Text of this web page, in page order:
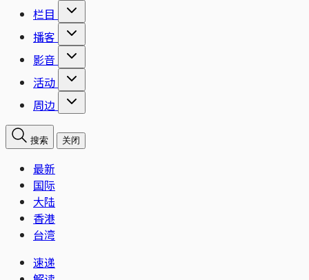
栏目
播客
影音
活动
周边
搜索 关闭
最新
国际
大陆
香港
台湾
速递